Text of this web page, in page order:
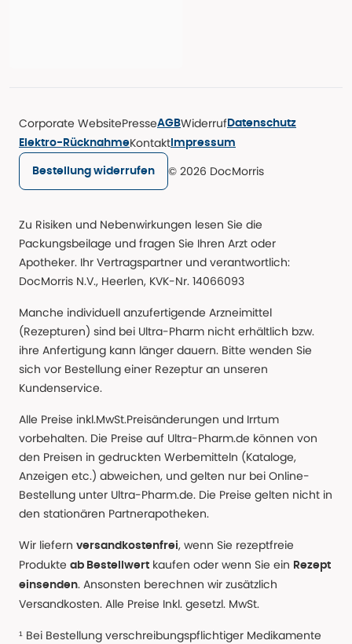
Corporate WebsitePresseAGBWiderruf Datenschutz
Elektro-RücknahmeKontakt Impressum
Bestellung widerrufen © 2026 DocMorris
Zu Risiken und Nebenwirkungen lesen Sie die
Packungsbeilage und fragen Sie Ihren Arzt oder
Apotheker. Ihr Vertragspartner und verantwortlich:
DocMorris N.V., Heerlen, KVK-Nr. 14066093
Manche individuell anzufertigende Arzneimittel
(Rezepturen) sind bei Ultra-Pharm nicht erhältlich bzw.
ihre Anfertigung kann länger dauern. Bitte wenden Sie
sich vor Bestellung einer Rezeptur an unseren
Kundenservice.
Alle Preise inkl.MwSt.Preisänderungen und Irrtum
vorbehalten. Die Preise auf Ultra-Pharm.de können von
den Preisen in gedruckten Werbemitteln (Kataloge,
Anzeigen etc.) abweichen, und gelten nur bei Online-
Bestellung unter Ultra-Pharm.de. Die Preise gelten nicht in
den stationären Partnerapotheken.
Wir liefern versandkostenfrei, wenn Sie rezeptfreie
Produkte ab Bestellwert kaufen oder wenn Sie ein Rezept
einsenden. Ansonsten berechnen wir zusätzlich
Versandkosten. Alle Preise Inkl. gesetzl. MwSt.
¹ Bei Bestellung verschreibungspflichtiger Medikamente